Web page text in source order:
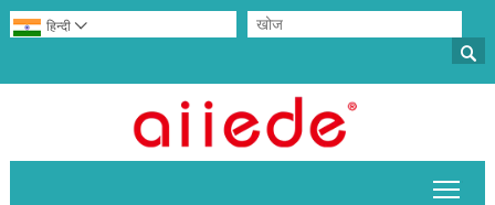

हिन्दी 